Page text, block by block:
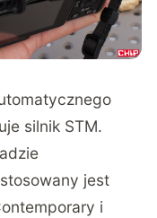
silnik STM.
jest
i